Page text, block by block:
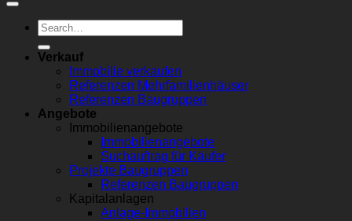
Verkauf
Immobilie verkaufen
Referenzen Mehrfamilienhäuser
Referenzen Baugruppen
Angebote
Immobilienangebote
Immobilienangebote
Suchauftrag für Käufer
Projekte Baugruppen
Referenzen Baugruppen
Kapitalanlagen
Anlage-Immobilien